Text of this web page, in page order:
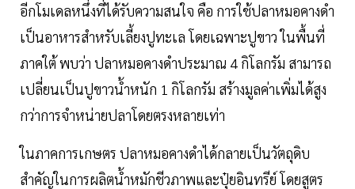
อีกโมเดลหนึ่งที่ได้รับความสนใจ คือ การใช้ปลาหมอคางดำ
เป็นอาหารสำหรับเลี้ยงปูทะเล โดยเฉพาะปูขาว ในพื้นที่
ภาคใต้ พบว่า ปลาหมอคางดำประมาณ 4 กิโลกรัม สามารถ
เปลี่ยนเป็นปูขาวน้ำหนัก 1 กิโลกรัม สร้างมูลค่าเพิ่มได้สูง
กว่าการจำหน่ายปลาโดยตรงหลายเท่า
ในภาคการเกษตร ปลาหมอคางดำได้กลายเป็นวัตถุดิบ
สำคัญในการผลิตน้ำหมักชีวภาพและปุ๋ยอินทรีย์ โดยสูตร